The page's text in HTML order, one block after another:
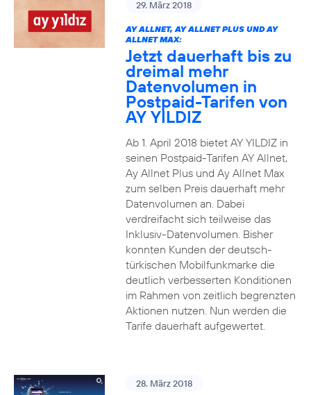
29. März 2018
AY ALLNET, AY ALLNET PLUS UND AY
ALLNET MAX:
Jetzt dauerhaft bis zu
dreimal mehr
Datenvolumen in
Postpaid-Tarifen von
AY YILDIZ
Ab 1. April 2018 bietet AY YILDIZ in
seinen Postpaid-Tarifen AY Allnet,
Ay Allnet Plus und Ay Allnet Max
zum selben Preis dauerhaft mehr
Datenvolumen an. Dabei
verdreifacht sich teilweise das
Inklusiv-Datenvolumen. Bisher
konnten Kunden der deutsch-
türkischen Mobilfunkmarke die
deutlich verbesserten Konditionen
im Rahmen von zeitlich begrenzten
Aktionen nutzen. Nun werden die
Tarife dauerhaft aufgewertet.
28. März 2018